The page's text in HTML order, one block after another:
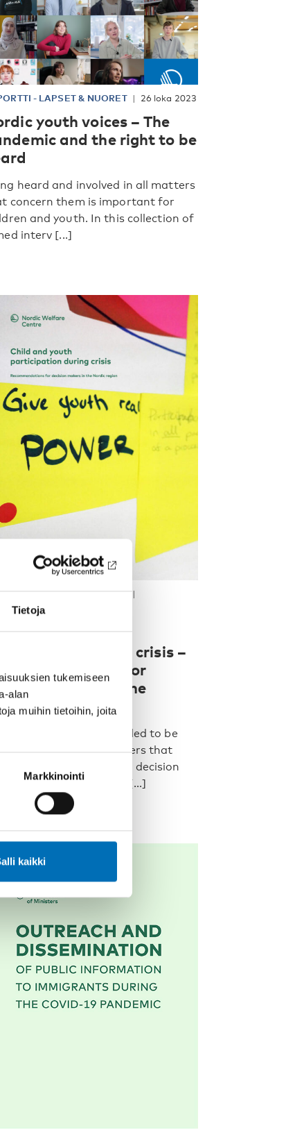
Tietoja
tukemiseen
alan
muihin tietoihin, joita
Markkinointi
kaikki
- LAPSET & NUORET 26 loka 2023
youth voices – The
and the right to be
heard and involved in all matters
concern them is important for
and youth. In this collection of
interv [...]
-LAPSET & NUORET
2023
and youth
during crisis –
for
makers in the
region
young person is entitled to be
and involved in matters that
them. But how can decision
safeguard meanin [...]